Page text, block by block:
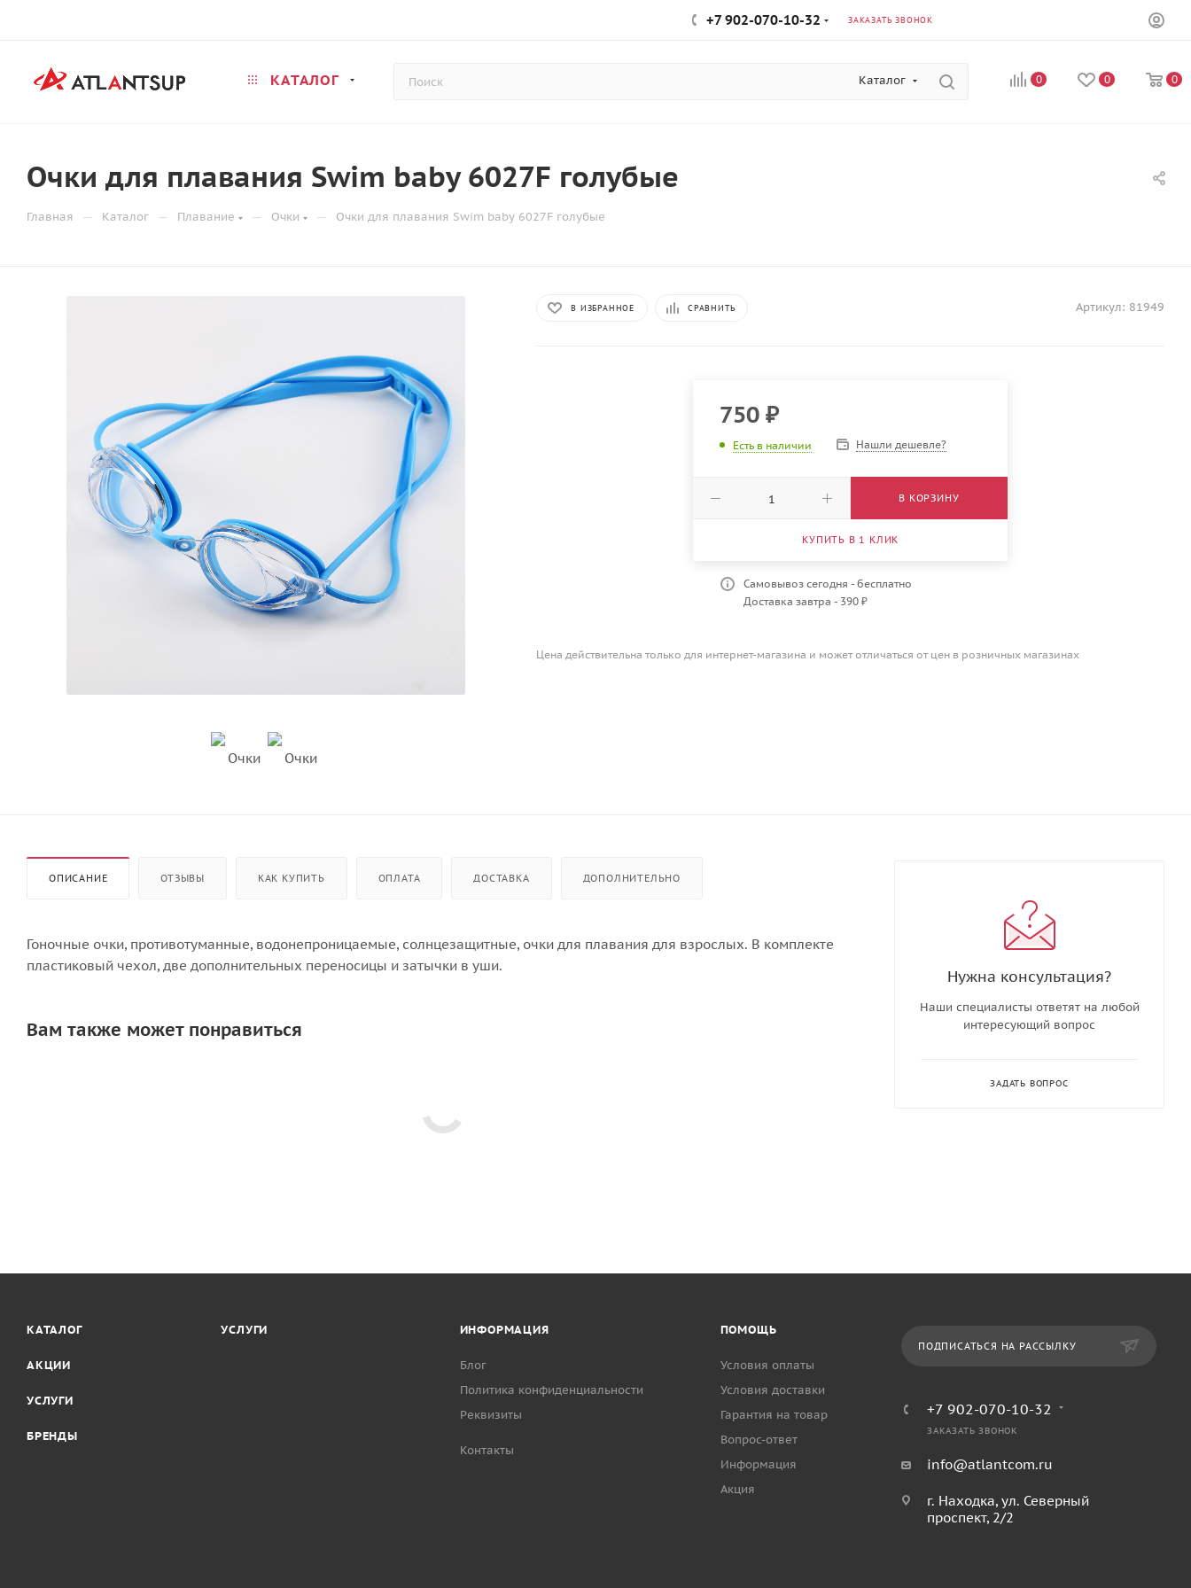
+7 902-070-10-32 ЗАКАЗАТЬ ЗВОНОК
КАТАЛОГ Каталог 0 0 0
Очки для плавания Swim baby 6027F голубые
Главная — Каталог — Плавание — Очки — Очки для плавания Swim baby 6027F голубые
В ИЗБРАННОЕ СРАВНИТЬ Артикул: 81949
750 ₽
Есть в наличии Нашли дешевле?
В КОРЗИНУ
КУПИТЬ В 1 КЛИК
Самовывоз сегодня - бесплатно
Доставка завтра - 390 ₽
Цена действительна только для интернет-магазина и может отличаться от цен в розничных магазинах
ОПИСАНИЕ ОТЗЫВЫ КАК КУПИТЬ ОПЛАТА ДОСТАВКА ДОПОЛНИТЕЛЬНО
Гоночные очки, противотуманные, водонепроницаемые, солнцезащитные, очки для плавания для взрослых. В комплекте
пластиковый чехол, две дополнительных переносицы и затычки в уши.
Вам также может понравиться
Нужна консультация?
Наши специалисты ответят на любой
интересующий вопрос
ЗАДАТЬ ВОПРОС
КАТАЛОГ
АКЦИИ
УСЛУГИ
БРЕНДЫ
УСЛУГИ ИНФОРМАЦИЯ
Блог
Политика конфиденциальности
Реквизиты
Контакты
ПОМОЩЬ
Условия оплаты
Условия доставки
Гарантия на товар
Вопрос-ответ
Информация
Акция
ПОДПИСАТЬСЯ НА РАССЫЛКУ
+7 902-070-10-32
ЗАКАЗАТЬ ЗВОНОК
info@atlantcom.ru
г. Находка, ул. Северный
проспект, 2/2